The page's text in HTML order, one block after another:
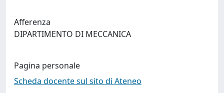
Afferenza
DIPARTIMENTO DI MECCANICA
Pagina personale
Scheda docente sul sito di Ateneo